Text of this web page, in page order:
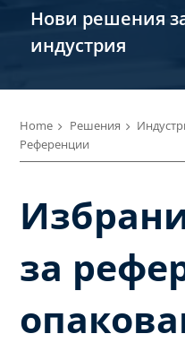
Нови решения
индустрия
Home Решения
Референции
за